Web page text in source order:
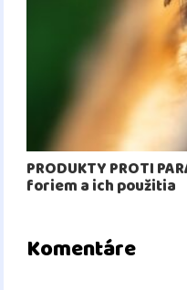
PRODUKTY PROTI
foriem a ich použitia
Komentáre